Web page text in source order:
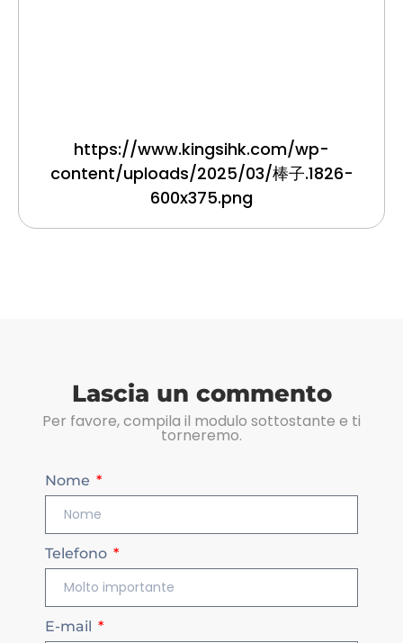
https://www.kingsihk.com/wp-
content/uploads/2025/03/棒子.1826-
600x375.png
Lascia un commento
Per favore, compila il modulo sottostante e ti
torneremo.
Nome
Telefono
E-mail